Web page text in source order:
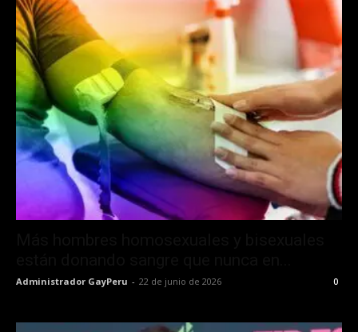
Administrador GayPeru - 22 de junio de 2026 0